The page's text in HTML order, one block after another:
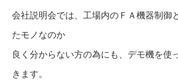
会社説明会では、工場内のＦＡ機器制御
たモノなのか
良く分からない方の為にも、デモ機を使
きます。